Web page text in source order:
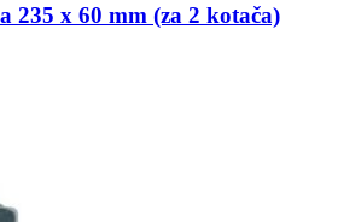
235 x 60 mm (za 2 kotača)